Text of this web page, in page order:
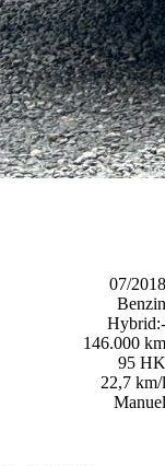
07/2018
Benzin
Hybrid:-
146.000 km
95 HK
22,7 km/l
Manuel